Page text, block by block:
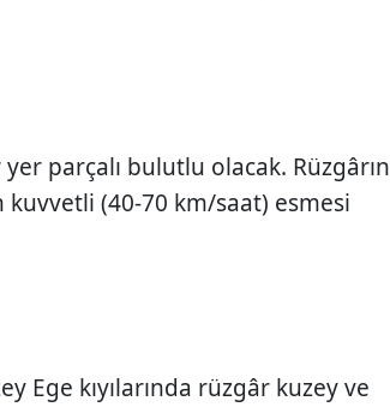
parçalı bulutlu olacak. Rüzgârın
(40-70 km/saat) esmesi
Ege kıyılarında rüzgâr kuzey ve